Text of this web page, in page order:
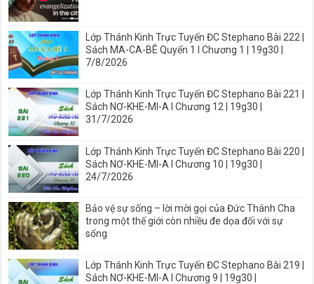
Lớp Thánh Kinh Trực Tuyến ĐC Stephano Bài 222 |
Sách MA-CA-BÊ Quyển 1 I Chương 1 | 19g30 |
7/8/2026
Lớp Thánh Kinh Trực Tuyến ĐC Stephano Bài 221 |
Sách NƠ-KHE-MI-A I Chương 12 | 19g30 |
31/7/2026
Lớp Thánh Kinh Trực Tuyến ĐC Stephano Bài 220 |
Sách NƠ-KHE-MI-A I Chương 10 | 19g30 |
24/7/2026
Bảo vệ sự sống – lời mời gọi của Đức Thánh Cha
trong một thế giới còn nhiều đe dọa đối với sự
sống
Lớp Thánh Kinh Trực Tuyến ĐC Stephano Bài 219 |
Sách NƠ-KHE-MI-A I Chương 9 | 19g30 |